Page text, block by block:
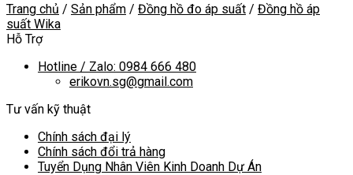
Trang chủ / Sản phẩm / Đồng hồ đo áp suất / Đồng hồ áp
suất Wika
Hỗ Trợ
Hotline / Zalo: 0984 666 480
erikovn.sg@gmail.com
Tư vấn kỹ thuật
Chính sách đại lý
Chính sách đổi trả hàng
Tuyển Dụng Nhân Viên Kinh Doanh Dự Án